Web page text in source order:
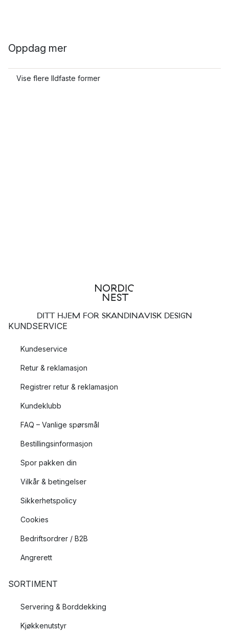
Oppdag mer
Vise flere Ildfaste former
DITT HJEM FOR SKANDINAVISK DESIGN
KUNDSERVICE
Kundeservice
Retur & reklamasjon
Registrer retur & reklamasjon
Kundeklubb
FAQ – Vanlige spørsmål
Bestillingsinformasjon
Spor pakken din
Vilkår & betingelser
Sikkerhetspolicy
Cookies
Bedriftsordrer / B2B
Angrerett
SORTIMENT
Servering & Borddekking
Kjøkkenutstyr